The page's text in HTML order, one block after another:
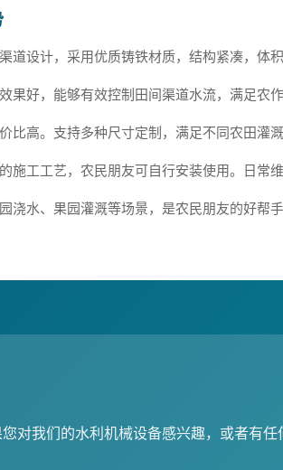
道设计，采用优质铸铁材质，结构紧凑，体
果好，能够有效控制田间渠道水流，满足农
比高。支持多种尺寸定制，满足不同农田灌
施工工艺，农民朋友可自行安装使用。日常
浇水、果园灌溉等场景，是农民朋友的好帮手
对我们的水利机械设备感兴趣，或者有